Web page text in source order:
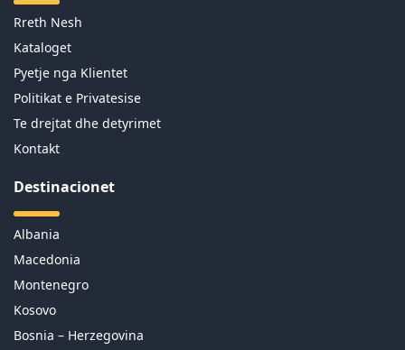
Rreth Nesh
Kataloget
Pyetje nga Klientet
Politikat e Privatesise
Te drejtat dhe detyrimet
Kontakt
Destinacionet
Albania
Macedonia
Montenegro
Kosovo
Bosnia – Herzegovina